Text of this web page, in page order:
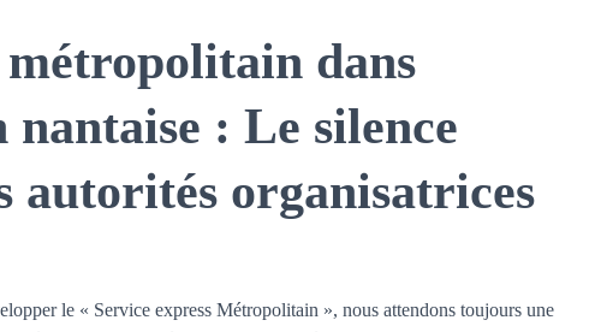
métropolitain dans
nantaise : Le silence
autorités organisatrices
le « Service express Métropolitain », nous attendons toujours une